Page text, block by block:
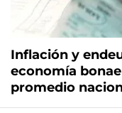
Inflación y
economía
promedio